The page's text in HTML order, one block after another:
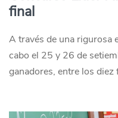
final
A través de una rigurosa
cabo el 25 y 26 de
ganadores, entre los